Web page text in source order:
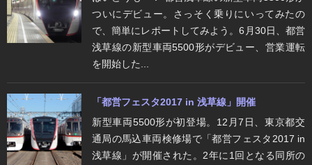
ついにデビュー。さっそく乗りにいってみたの
で、簡単にレポートしてみよう。6月30日、都営
浅草線の新型車両5500形がデビュー、営業運転
を開始した...
「都営フェスタ2017 in 浅草線」開催
新型車両5500形が初登場。12月7日、東京都交
通局の馬込車両検修場で「都営フェスタ2017 in
浅草線」が開催された。2年に1回となる同所の